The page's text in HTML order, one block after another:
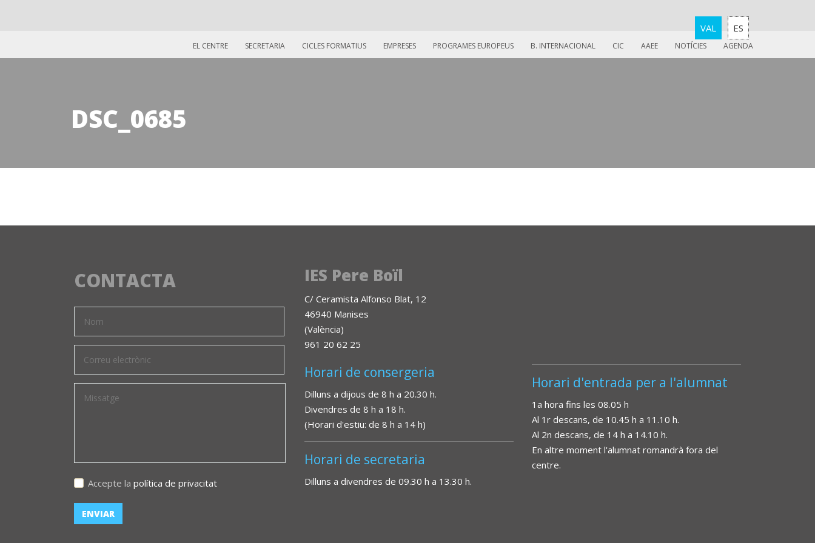
VAL ES
EL CENTRE SECRETARIA CICLES FORMATIUS EMPRESES PROGRAMES EUROPEUS B. INTERNACIONAL CIC AAEE NOTÍCIES AGENDA
DSC_0685
CONTACTA
Accepte la política de privacitat
IES Pere Boïl
C/ Ceramista Alfonso Blat, 12
46940 Manises
(València)
961 20 62 25
Horari de consergeria
Dilluns a dijous de 8 h a 20.30 h.
Divendres de 8 h a 18 h.
(Horari d'estiu: de 8 h a 14 h)
Horari de secretaria
Dilluns a divendres de 09.30 h a 13.30 h.
Horari d'entrada per a l'alumnat
1a hora fins les 08.05 h
Al 1r descans, de 10.45 h a 11.10 h.
Al 2n descans, de 14 h a 14.10 h.
En altre moment l'alumnat romandrà fora del
centre.